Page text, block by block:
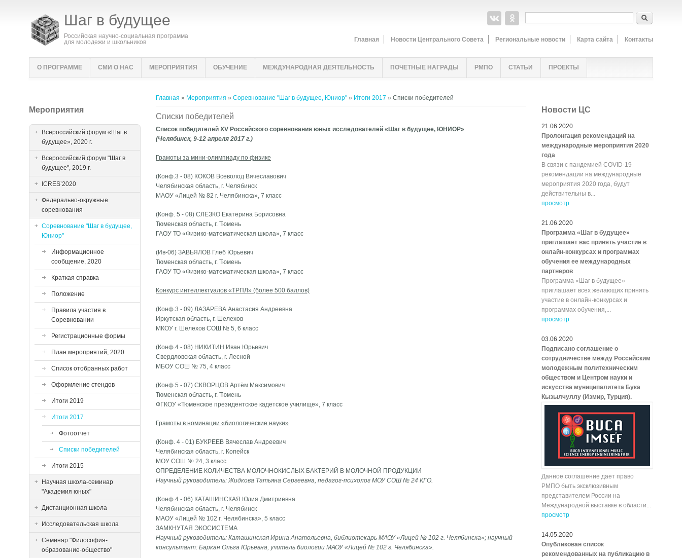
Главная Новости Центрального Совета Региональные новости Карта сайта Контакты
Шаг в будущее
Российская научно-социальная программа
для молодежи и школьников
О ПРОГРАММЕ СМИ О НАС МЕРОПРИЯТИЯ ОБУЧЕНИЕ МЕЖДУНАРОДНАЯ ДЕЯТЕЛЬНОСТЬ ПОЧЕТНЫЕ НАГРАДЫ РМПО СТАТЬИ ПРОЕКТЫ
Вы здесь
Главная » Мероприятия » Соревнование "Шаг в будущее, Юниор" » Итоги 2017 » Списки победителей
Списки победителей
Список победителей XV Российского соревнования юных исследователей «Шаг в будущее, ЮНИОР»
(Челябинск, 9-12 апреля 2017 г.)
Грамоты за мини-олимпиаду по физике
(Конф.3 - 08) КОКОВ Всеволод Вячеславович
Челябинская область, г. Челябинск
МАОУ «Лицей № 82 г. Челябинска», 7 класс
(Конф. 5 - 08) СЛЕЗКО Екатерина Борисовна
Тюменская область, г. Тюмень
ГАОУ ТО «Физико-математическая школа», 7 класс
(Ив-06) ЗАВЬЯЛОВ Глеб Юрьевич
Тюменская область, г. Тюмень
ГАОУ ТО «Физико-математическая школа», 7 класс
Конкурс интеллектуалов «ТРПЛ» (более 500 баллов)
(Конф.3 - 09) ЛАЗАРЕВА Анастасия Андреевна
Иркутская область, г. Шелехов
МКОУ г. Шелехов СОШ № 5, 6 класс
(Конф.4 - 08) НИКИТИН Иван Юрьевич
Свердловская область, г. Лесной
МБОУ СОШ № 75, 4 класс
(Конф.5 - 07) СКВОРЦОВ Артём Максимович
Тюменская область, г. Тюмень
ФГКОУ «Тюменское президентское кадетское училище», 7 класс
Грамоты в номинации «биологические науки»
(Конф. 4 - 01) БУКРЕЕВ Вячеслав Андреевич
Челябинская область, г. Копейск
МОУ СОШ № 24, 3 класс
ОПРЕДЕЛЕНИЕ КОЛИЧЕСТВА МОЛОЧНОКИСЛЫХ БАКТЕРИЙ В МОЛОЧНОЙ ПРОДУКЦИИ
Научный руководитель: Жидкова Татьяна Сергеевна, педагог-психолог МОУ СОШ № 24 КГО.
(Конф.4 - 06) КАТАШИНСКАЯ Юлия Дмитриевна
Челябинская область, г. Челябинск
МАОУ «Лицей № 102 г. Челябинска», 5 класс
ЗАМКНУТАЯ ЭКОСИСТЕМА
Научный руководитель: Каташинская Ирина Анатольевна, библиотекарь МАОУ «Лицей № 102 г. Челябинска»; научный
консультант: Баркан Ольга Юрьевна, учитель биологии МАОУ «Лицей № 102 г. Челябинска».
Мероприятия
Всероссийский форум «Шаг в
будущее», 2020 г.
Всероссийский форум "Шаг в
будущее", 2019 г.
ICRES’2020
Федерально-окружные
соревнования
Соревнование "Шаг в будущее,
Юниор"
Информационное
сообщение, 2020
Краткая справка
Положение
Правила участия в
Соревновании
Регистрационные формы
План мероприятий, 2020
Список отобранных работ
Оформление стендов
Итоги 2019
Итоги 2017
Фотоотчет
Списки победителей
Итоги 2015
Научная школа-семинар
"Академия юных"
Дистанционная школа
Исследовательская школа
Семинар "Философия-
образование-общество"
Новости ЦС
21.06.2020
Пролонгация рекомендаций на
международные мероприятия 2020
года
В связи с пандемией COVID-19
рекомендации на международные
мероприятия 2020 года, будут
действительны в...
просмотр
21.06.2020
Программа «Шаг в будущее»
приглашает вас принять участие в
онлайн-конкурсах и программах
обучения ее международных
партнеров
Программа «Шаг в будущее»
приглашает всех желающих принять
участие в онлайн-конкурсах и
программах обучения,...
просмотр
03.06.2020
Подписано соглашение о
сотрудничестве между Российским
молодежным политехническим
обществом и Центром науки и
искусства муниципалитета Бука
Кызылчуллу (Измир, Турция).
Данное соглашение дает право
РМПО быть эксклюзивным
представителем России на
Международной выставке в области...
просмотр
14.05.2020
Опубликован список
рекомендованных на публикацию в